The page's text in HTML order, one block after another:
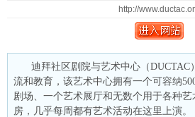
http://
迪拜社区剧院与艺术中心（DUCTAC
流和教育，该艺术中心拥有一个可容纳
剧场、一个艺术展厅和无数个用于各种
房，几乎每周都有艺术活动在这里上演。